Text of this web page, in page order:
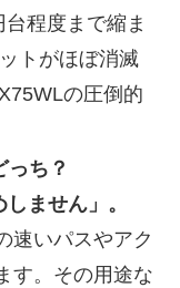
程度まで縮ま
トがほぼ消滅
の圧倒的
っち？
ません」。
速いパスやアク
す。その用途な